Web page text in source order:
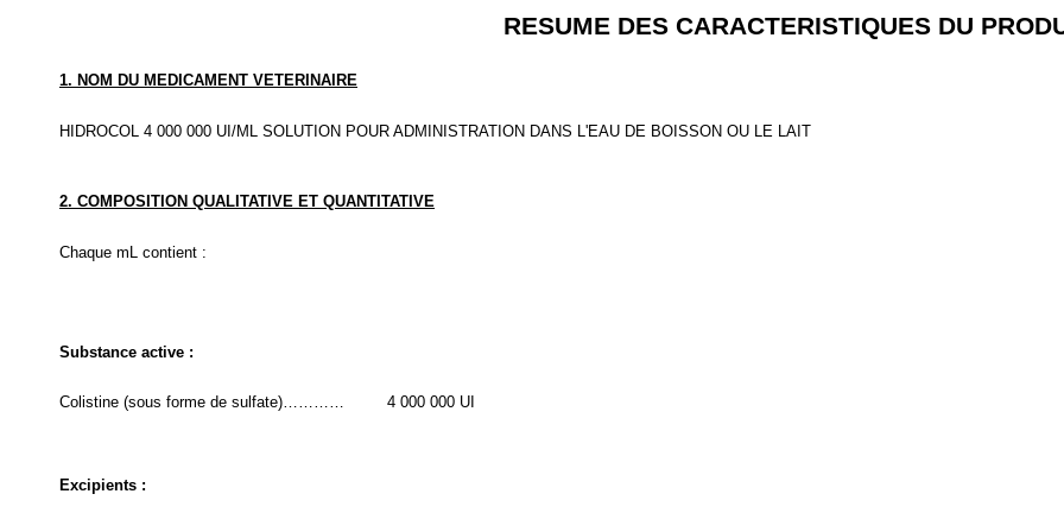
RESUME DES CARACTERISTIQUES DU
1. NOM DU MEDICAMENT VETERINAIRE
HIDROCOL 4 000 000 UI/ML SOLUTION POUR ADMINISTRATION DANS L'EAU DE BOISSON OU LE LAIT
2. COMPOSITION QUALITATIVE ET QUANTITATIVE
Chaque mL contient :
Substance active :
Colistine (sous forme de sulfate)………… 4 000 000 UI
Excipients :